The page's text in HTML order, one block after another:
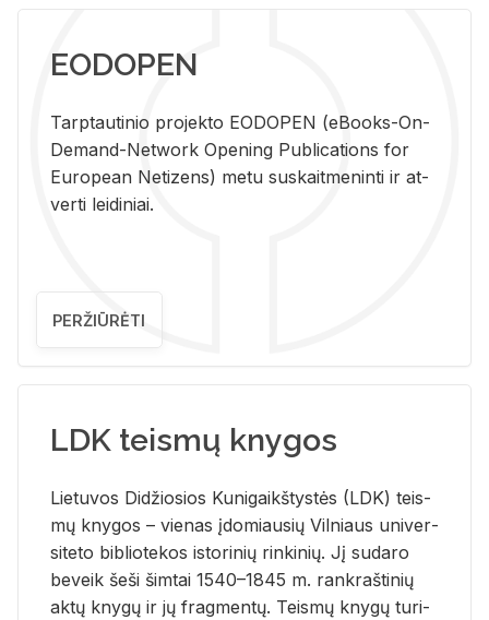
EODOPEN
Tarp­tau­ti­nio pro­jek­to EO­DO­PEN (eBo­oks-On-
De­mand-Ne­twork Ope­ning Pub­li­ca­tions for
Eu­ro­pe­an Ne­ti­zens) metu su­skait­me­nin­ti ir at­
ver­ti lei­di­niai.
PERŽIŪRĖTI
LDK teismų knygos
Lie­tu­vos Di­džio­sios Ku­ni­gaikš­tys­tės (LDK) teis­
mų kny­gos – vie­nas įdo­miau­sių Vil­niaus uni­ver­
si­te­to bi­b­lio­te­kos is­to­ri­nių rin­ki­nių. Jį su­da­ro
be­veik šeši šim­tai 1540–1845 m. rank­raš­ti­nių
aktų kny­gų ir jų frag­men­tų. Teis­mų kny­gų tu­ri­